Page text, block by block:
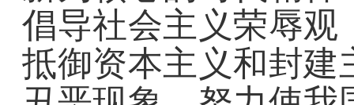
倡导社会主义荣辱观
抵御资本主义和封建